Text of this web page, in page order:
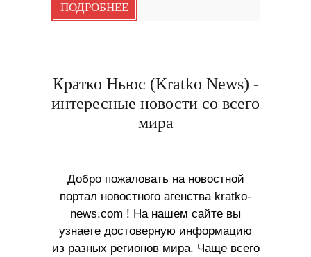
ПОДРОБНЕЕ
Кратко Ньюс (Kratko News) -
интересные новости со всего
мира
Добро пожаловать на новостной
портал новостного агенства kratko-
news.com ! На нашем сайте вы
узнаете достоверную информацию
из разных регионов мира. Чаще всего